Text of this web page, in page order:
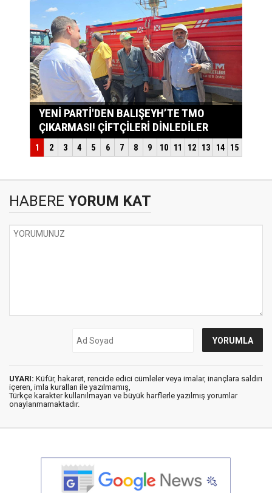
HABERE YORUM KAT
UYARI: Küfür, hakaret, rencide edici cümleler veya imalar, inançlara saldırı
içeren, imla kuralları ile yazılmamış,
Türkçe karakter kullanılmayan ve büyük harflerle yazılmış yorumlar
onaylanmamaktadır.